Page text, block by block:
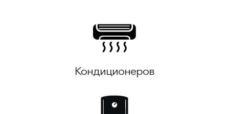
Кондиционеров